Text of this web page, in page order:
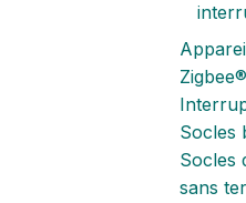
Zigbee®
Socles
Socles
sans